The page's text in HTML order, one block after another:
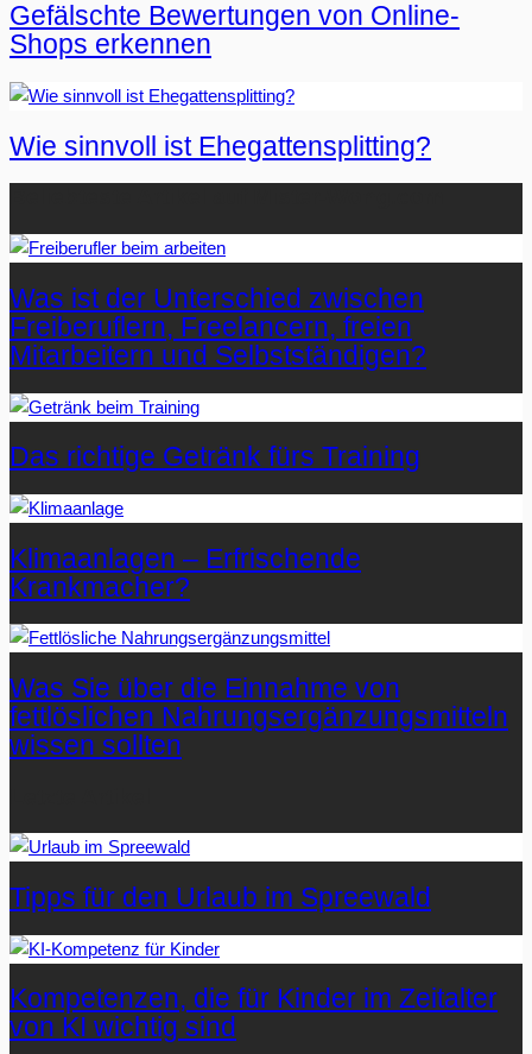
Gefälschte Bewertungen von Online-
Shops erkennen
Wie sinnvoll ist Ehegattensplitting?
Was ist der Unterschied zwischen
Freiberuflern, Freelancern, freien
Mitarbeitern und Selbstständigen?
Das richtige Getränk fürs Training
Klimaanlagen – Erfrischende
Krankmacher?
Was Sie über die Einnahme von
fettlöslichen Nahrungsergänzungsmitteln
wissen sollten
Tipps für den Urlaub im Spreewald
Kompetenzen, die für Kinder im Zeitalter
von KI wichtig sind